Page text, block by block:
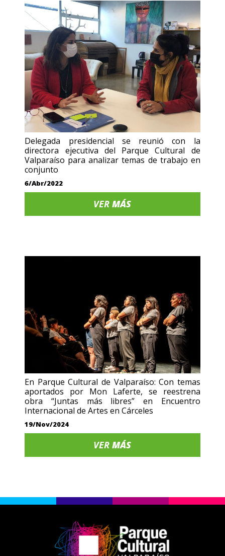
Delegada presidencial se reunió con la
directora ejecutiva del Parque Cultural de
Valparaíso para analizar temas de trabajo en
conjunto
6/Abr/2022
VERMÁS
En Parque Cultural de Valparaíso: Con temas
aportados por Mon Laferte, se reestrena
obra “Juntas más libres” en Encuentro
Internacional de Artes en Cárceles
19/Nov/2024
VERMÁS